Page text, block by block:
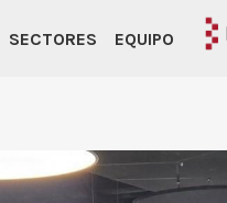
SECTORES EQUIPO